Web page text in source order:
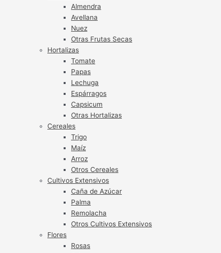
Almendra
Avellana
Nuez
Otras Frutas Secas
Hortalizas
Tomate
Papas
Lechuga
Espárragos
Capsicum
Otras Hortalizas
Cereales
Trigo
Maíz
Arroz
Otros Cereales
Cultivos Extensivos
Caña de Azúcar
Palma
Remolacha
Otros Cultivos Extensivos
Flores
Rosas